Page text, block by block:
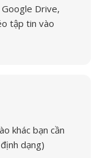
Drive,
tập tin vào
khác bạn cần
dạng)